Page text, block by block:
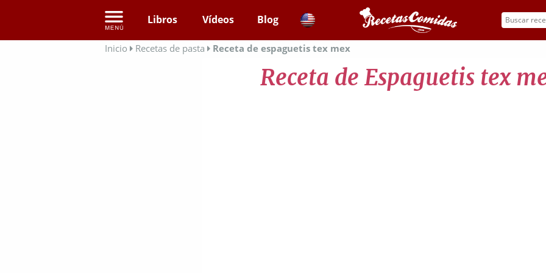
Libros Vídeos Blog
Inicio Recetas de pasta Receta de espaguetis tex mex
Receta de Espaguetis tex